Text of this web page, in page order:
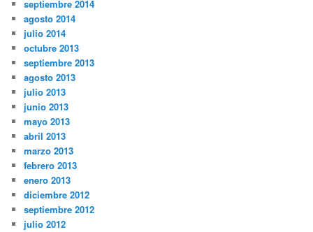
septiembre 2014
agosto 2014
julio 2014
octubre 2013
septiembre 2013
agosto 2013
julio 2013
junio 2013
mayo 2013
abril 2013
marzo 2013
febrero 2013
enero 2013
diciembre 2012
septiembre 2012
julio 2012